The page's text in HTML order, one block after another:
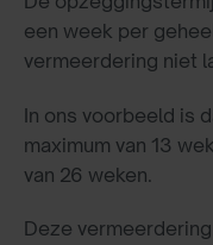
een week per
vermeerdering niet
In ons voorbeeld is
maximum van 13
van 26 weken.
Deze